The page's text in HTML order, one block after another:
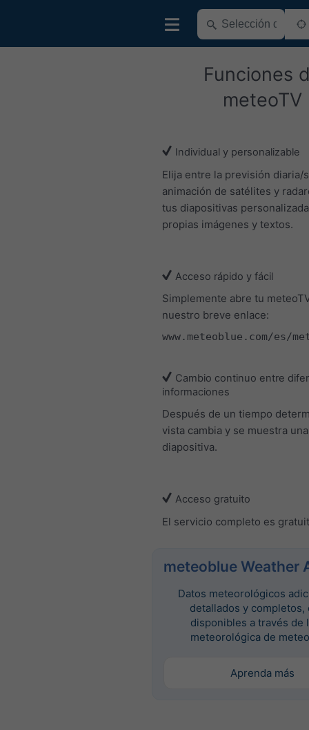
Funciones
meteoTV
Individual y personalizable
Elija entre la previsión diaria/
animación de satélites y
tus diapositivas
propias imágenes y textos.
Acceso rápido y fácil
Simplemente abre tu
nuestro breve enlace:
www.meteoblue.com/es/
Cambio continuo entre
informaciones
Después de un tiempo
vista cambia y se muestra
diapositiva.
Acceso gratuito
El servicio completo es
meteoblue Weather
Datos meteorológicos
detallados y completos,
disponibles a través de
meteorológica de
Aprenda más